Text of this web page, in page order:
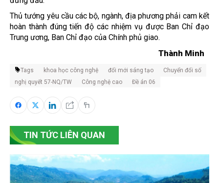
Thủ tướng yêu cầu các bộ, ngành, địa phương phải cam kết
hoàn thành đúng tiến độ các nhiệm vụ được Ban Chỉ đạo
Trung ương, Ban Chỉ đạo của Chính phủ giao.
Thành Minh
Tags khoa học công nghệ đổi mới sáng tạo
Chuyển đổi số
nghị quyết 57-NQ/TW
Công nghệ cao Đề án 06
TIN TỨC LIÊN QUAN